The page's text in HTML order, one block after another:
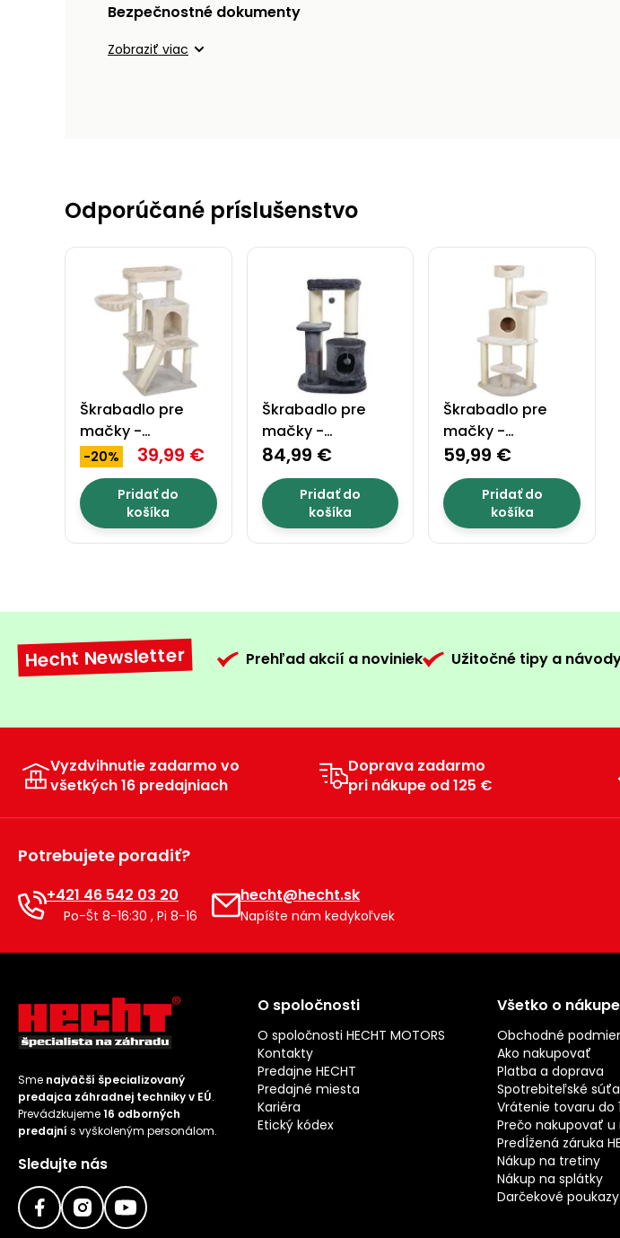
Bezpečnostné dokumenty
Zobraziť viac
Odporúčané príslušenstvo
Škrabadlo pre
mačky -
PROMINENT LUNA B
-20% 39,99 €
Pridať do
košíka
Škrabadlo pre
mačky -
PROMINENT SIMBA
84,99 €
Pridať do
košíka
Škrabadlo pre
mačky -
PROMINENT NALA B
59,99 €
Pridať do
košíka
Hecht Newsletter Prehľad akcií a noviniek Užitočné tipy a
Vyzdvihnutie zadarmo vo
všetkých 16 predajniach
Doprava zadarmo
pri nákupe od 125 €
Potrebujete poradiť?
+421 46 542 03 20
Po-Št 8-16:30 , Pi 8-16
hecht@hecht.sk
Napíšte nám kedykoľvek
Sme najväčší špecializovaný
predajca záhradnej techniky v EÚ.
Prevádzkujeme16 odborných
predajní s vyškoleným personálom.
Sledujte nás
O spoločnosti
O spoločnosti HECHT MOTORS
Kontakty
Predajne HECHT
Predajné miesta
Kariéra
Etický kódex
Všetko o nákupe
Obchodné
Ako nakupovať
Platba a doprava
Spotrebiteľské
Vrátenie tovaru do
Prečo nakupovať u
Predĺžená záruka
Nákup na tretiny
Nákup na splátky
Darčekové poukazy